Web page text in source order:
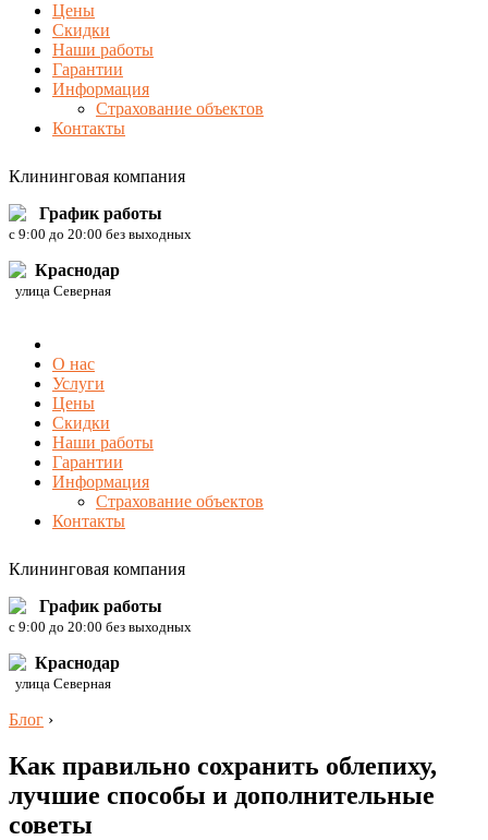
Цены
Скидки
Наши работы
Гарантии
Информация
Страхование объектов
Контакты
Клининговая компания
График работы
c 9:00 до 20:00 без выходных
Краснодар
улица Северная
О нас
Услуги
Цены
Скидки
Наши работы
Гарантии
Информация
Страхование объектов
Контакты
Клининговая компания
График работы
c 9:00 до 20:00 без выходных
Краснодар
улица Северная
Блог ›
Как правильно сохранить облепиху,
лучшие способы и дополнительные
советы